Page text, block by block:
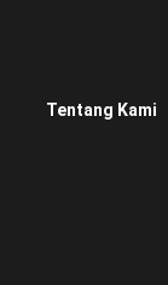
Tentang Kami